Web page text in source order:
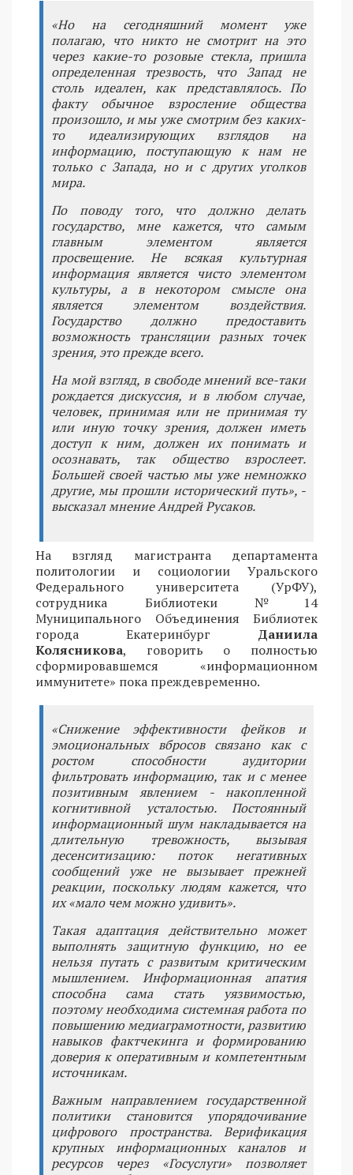
«Но на сегодняшний момент уже
полагаю, что никто не смотрит на это
через какие-то розовые стекла, пришла
определенная трезвость, что Запад не
столь идеален, как представлялось. По
факту обычное взросление общества
произошло, и мы уже смотрим без каких-
то идеализирующих взглядов на
информацию, поступающую к нам не
только с Запада, но и с других уголков
мира.
По поводу того, что должно делать
государство, мне кажется, что самым
главным элементом является
просвещение. Не всякая культурная
информация является чисто элементом
культуры, а в некотором смысле она
является элементом воздействия.
Государство должно предоставить
возможность трансляции разных точек
зрения, это прежде всего.
На мой взгляд, в свободе мнений все-таки
рождается дискуссия, и в любом случае,
человек, принимая или не принимая ту
или иную точку зрения, должен иметь
доступ к ним, должен их понимать и
осознавать, так общество взрослеет.
Большей своей частью мы уже немножко
другие, мы прошли исторический путь», -
высказал мнение Андрей Русаков.
На взгляд магистранта департамента
политологии и социологии Уральского
Федерального университета (УрФУ),
сотрудника Библиотеки №14
Муниципального Объединения Библиотек
города Екатеринбург Даниила
Колясникова, говорить о полностью
сформировавшемся «информационном
иммунитете» пока преждевременно.
«Снижение эффективности фейков и
эмоциональных вбросов связано как с
ростом способности аудитории
фильтровать информацию, так и с менее
позитивным явлением - накопленной
когнитивной усталостью. Постоянный
информационный шум накладывается на
длительную тревожность, вызывая
десенситизацию: поток негативных
сообщений уже не вызывает прежней
реакции, поскольку людям кажется, что
их «мало чем можно удивить».
Такая адаптация действительно может
выполнять защитную функцию, но ее
нельзя путать с развитым критическим
мышлением. Информационная апатия
способна сама стать уязвимостью,
поэтому необходима системная работа по
повышению медиаграмотности, развитию
навыков фактчекинга и формированию
доверия к оперативным и компетентным
источникам.
Важным направлением государственной
политики становится упорядочивание
цифрового пространства. Верификация
крупных информационных каналов и
ресурсов через «Госуслуги» позволяет